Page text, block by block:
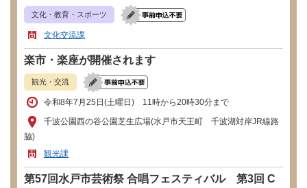
文化・教育・スポーツ
文化交流課
楽市・楽座が開催されます
観光・交流
令和8年7月25日(土曜日) 11時から20時30分まで
千波公園西の谷公園芝生広場(水戸市天王町 千波湖対岸JR線路
脇)
観光課
第57回水戸市芸術祭 合唱フェスティバル 第3回 C